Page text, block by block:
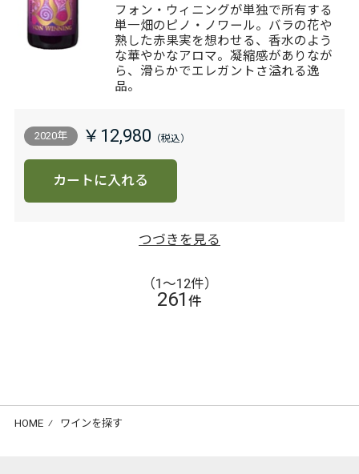
フォン・ウィニングが単独で所有する
単一畑のピノ・ノワール。バラの花や
熟した赤果実を想わせる、香水のよう
な華やかなアロマ。凝縮感がありなが
ら、滑らかでエレガントさ溢れる逸
品。
2020年 ￥12,980
カートに入れる
つづきを見る
（1〜12件）
261件
HOME ⁄ ワインを探す